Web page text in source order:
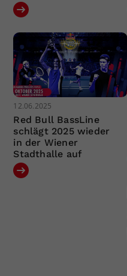
12.06.2025
Red Bull BassLine
schlägt 2025 wieder
in der Wiener
Stadthalle auf